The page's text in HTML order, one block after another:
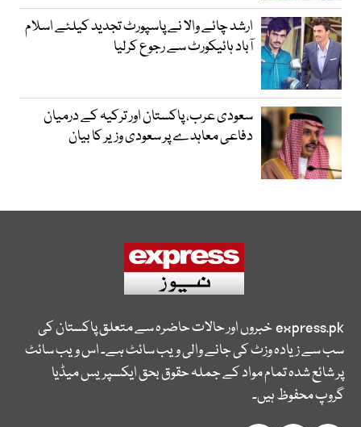
ارشد چائے والا نے پاسپورٹ تجدید کیلئے اسلام
آباد ہائیکورٹ سے رجوع کرلیا
سعودی عرب، پاکستان اور ترکیہ کے درمیان
دفاعی معاہدے پر سعودی وزیر کا بیان
express.pkخبروں اور حالات حاضرہ سے متعلق پاکستان کی
سب سے زیادہ وزٹ کی جانے والی ویب سائٹ ہے۔ اس ویب سائٹ
پر شائع شدہ تمام مواد کے جملہ حقوق بحق ایکسپریس میڈیا
گروپ محفوظ ہیں۔